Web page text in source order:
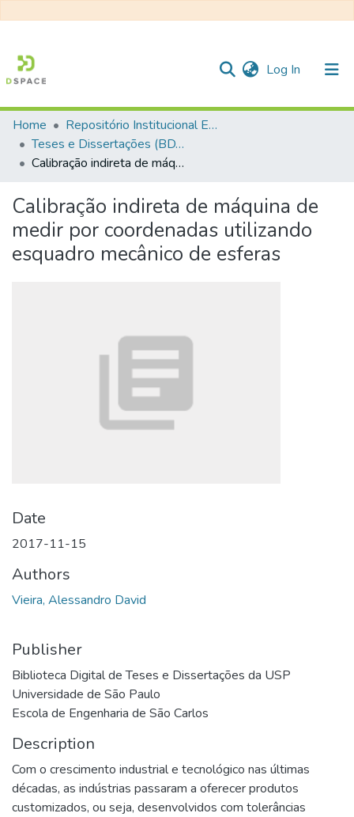
Log In (current)
Communities & Collections
All of DSpace
Statistics
Home
Repositório Institucional EESC
Teses e Dissertações (BDTD USP)
Calibração indireta de máquina de medir por coordenadas utilizando esquadro mecânico de esferas
Calibração indireta de máquina de
medir por coordenadas utilizando
esquadro mecânico de esferas
Date
2017-11-15
Authors
Vieira, Alessandro David
Publisher
Biblioteca Digital de Teses e Dissertações da USP
Universidade de São Paulo
Escola de Engenharia de São Carlos
Description
Com o crescimento industrial e tecnológico nas últimas
décadas, as indústrias passaram a oferecer produtos
customizados, ou seja, desenvolvidos com tolerâncias